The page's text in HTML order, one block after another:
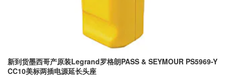
新到货墨西哥产原装Legrand罗格朗PASS & SEYMOUR PS5969-Y
CC10美标两插电源延长头座